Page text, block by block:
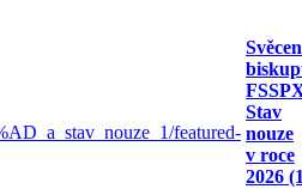
Stav
nouze
v roce
2026